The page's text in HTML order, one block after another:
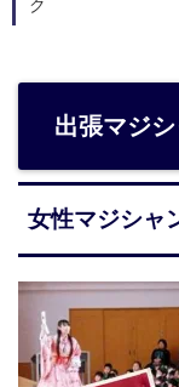
ク
出張マジ
女性マジシャ